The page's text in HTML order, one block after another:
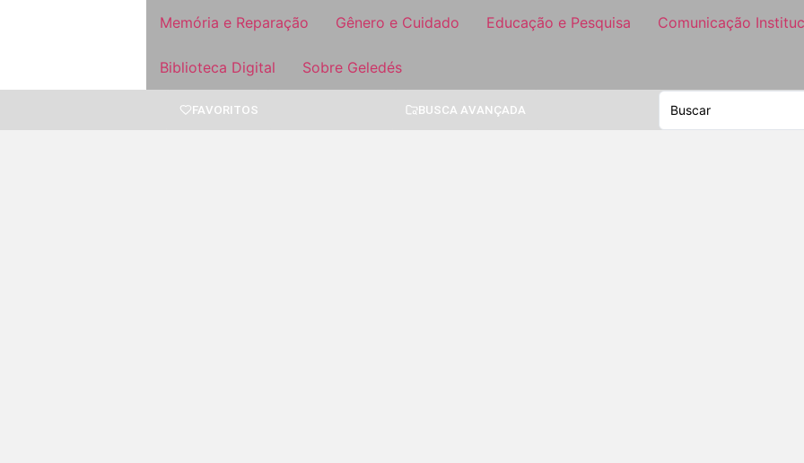
Memória e Reparação Gênero e Cuidado Educação e Pesquisa Comunicação
Biblioteca Digital Sobre Geledés
FAVORITOS BUSCA AVANÇADA